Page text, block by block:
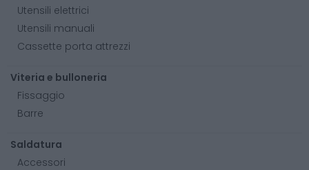
Utensili elettrici
Utensili manuali
Cassette porta attrezzi
Viteria e bulloneria
Fissaggio
Barre
Saldatura
Accessori